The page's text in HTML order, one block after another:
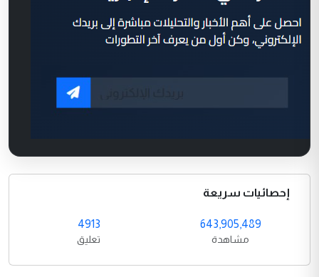
إحصائيات سريعة
643,905,489
مشاهدة
4913
تعليق